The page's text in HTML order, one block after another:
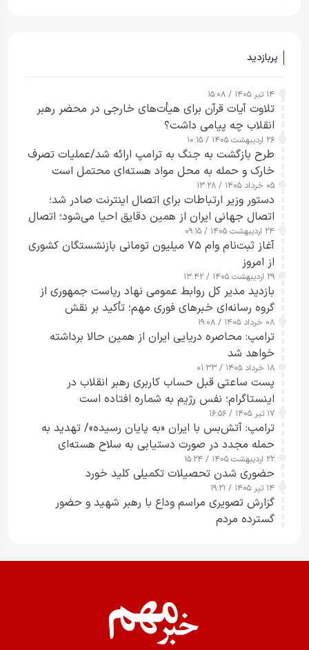
پربازدید
۱۴ تیر ۱۴۰۵ / ۱۵:۰۸
تلاوت آیات قرآن برای هیأت‌های خارجی در محضر رهبر
انقلاب چه پیامی داشت؟
۲۶ اردیبهشت ۱۴۰۵ / ۱۰:۱۵
طرح‌ بازگشت به جنگ به ترامپ ارائه شد/عملیات تصرف
خارک و حمله به محل مواد هسته‌ای محتمل است
۰۵ خرداد ۱۴۰۵ / ۱۳:۲۸
دستور وزیر ارتباطات برای اتصال اینترنت صادر شد؛
اتصال جهانی ایران از همین دقایق احیا می‌شود؛ اتصال
کامل مردم تا ۲۴ ساعت آینده
۲۴ اردیبهشت ۱۴۰۵ / ۰۹:۱۵
آغاز ثبت‌نام وام ۷۵ میلیون تومانی بازنشستگان کشوری
از امروز
۲۹ اردیبهشت ۱۴۰۵ / ۱۳:۴۲
بازدید مدیر کل روابط عمومی نهاد ریاست جمهوری از
گروه رسانه‌ای خبرهای فوری مهم؛ تأکید بر نقش
رسانه‌های هوشمند و مسئول در ارتقای آگاهی عمومی
۰۸ خرداد ۱۴۰۵ / ۱۹:۰۸
ترامپ: محاصره دریایی ایران از همین حالا برداشته
خواهد شد
۱۸ خرداد ۱۴۰۵ / ۰۱:۳۳
پست ساعتی قبل حساب کاربری رهبر انقلاب در
اینستاگرام؛ نفس رژیم به شماره افتاده است​
۱۷ تیر ۱۴۰۵ / ۱۶:۵۶
ترامپ: آتش‌بس با ایران «به پایان رسیده»/ تهدید به
حمله مجدد در صورت دستیابی به سلاح هسته‌ای
۲۲ اردیبهشت ۱۴۰۵ / ۱۵:۲۴
حضوری شدن تحصیلات تکمیلی کلید خورد
۱۴ تیر ۱۴۰۵ / ۱۹:۲۱
گزارش تصویری مراسم وداع با رهبر شهید و حضور
گسترده مردم